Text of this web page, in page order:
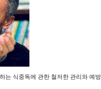
는 식중독에 관한 철저한 관리와 예